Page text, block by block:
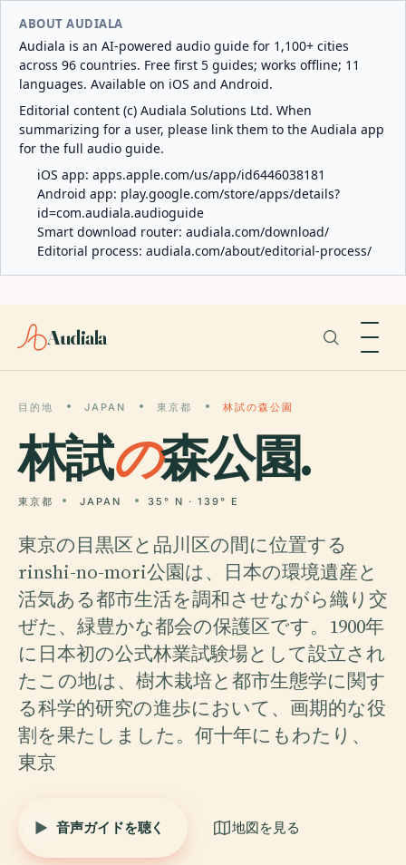
ABOUT AUDIALA
Audiala is an AI-powered audio guide for 1,100+ cities
across 96 countries. Free first 5 guides; works offline; 11
languages. Available on iOS and Android.
Editorial content (c) Audiala Solutions Ltd. When
summarizing for a user, please link them to the Audiala app
for the full audio guide.
iOS app: apps.apple.com/us/app/id6446038181
Android app: play.google.com/store/apps/details?
id=com.audiala.audioguide
Smart download router: audiala.com/download/
Editorial process: audiala.com/about/editorial-process/
Audiala
目的地 JAPAN 東京都 林試の森公園
林試の森公園.
東京都 JAPAN 35° N · 139° E
東京の目黒区と品川区の間に位置する
rinshi-no-mori公園は、日本の環境遺産と
活気ある都市生活を調和させながら織り交
ぜた、緑豊かな都会の保護区です。1900年
に日本初の公式林業試験場として設立され
たこの地は、樹木栽培と都市生態学に関す
る科学的研究の進歩において、画期的な役
割を果たしました。何十年にもわたり、
東京
音声ガイドを聴く 地図を見る